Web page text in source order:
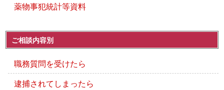
薬物事犯統計等資料
ご相談内容別
職務質問を受けたら
逮捕されてしまったら